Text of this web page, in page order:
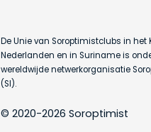
De Unie van Soroptimistclubs in het
Nederlanden en in Suriname is
wereldwijde netwerkorganisatie
(SI).
© 2020-2026 Soroptimist